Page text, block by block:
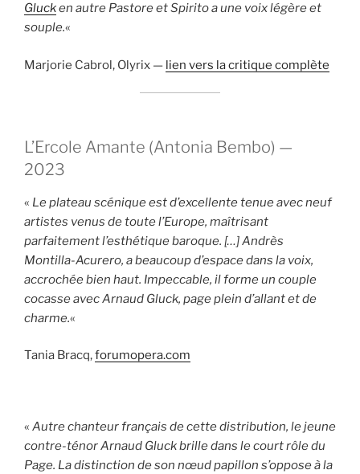
Glucken autre Pastore et Spirito a une voix légère et
souple.«
Marjorie Cabrol, Olyrix — lien vers la critique complète
L’Ercole Amante (Antonia Bembo) —
2023
« Le plateau scénique est d’excellente tenue avec neuf
artistes venus de toute l’Europe, maîtrisant
parfaitement l’esthétique baroque. […] Andrès
Montilla-Acurero, a beaucoup d’espace dans la voix,
accrochée bien haut. Impeccable, il forme un couple
cocasse avec Arnaud Gluck, page plein d’allant et de
charme.«
Tania Bracq,forumopera.com
« Autre chanteur français de cette distribution, le jeune
contre-ténor Arnaud Gluck brille dans le court rôle du
Page. La distinction de son nœud papillon s’oppose à la